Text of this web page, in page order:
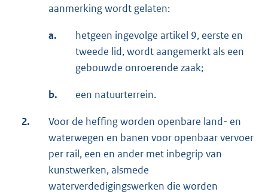
aanmerking wordt gelaten:
a.
hetgeen ingevolge artikel 9, eerste en
tweede lid, wordt aangemerkt als een
gebouwde onroerende zaak;
b. een natuurterrein.
2.
Voor de heffing worden openbare land- en
waterwegen en banen voor openbaar vervoer
per rail, een en ander met inbegrip van
kunstwerken, alsmede
waterverdedigingswerken die worden